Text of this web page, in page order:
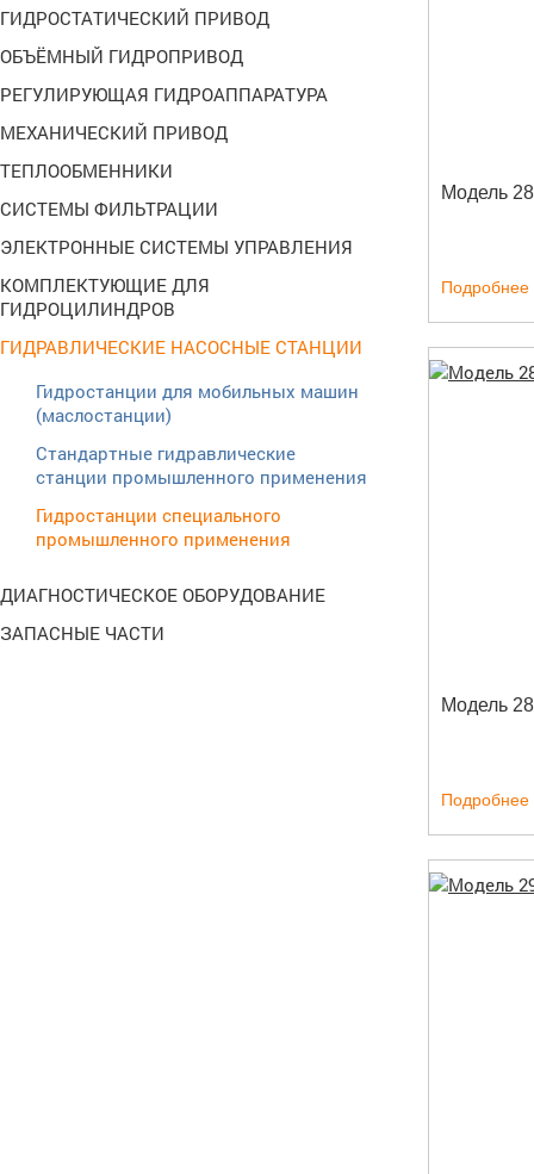
ГИДРОСТАТИЧЕСКИЙ ПРИВОД
ОБЪЁМНЫЙ ГИДРОПРИВОД
РЕГУЛИРУЮЩАЯ ГИДРОАППАРАТУРА
МЕХАНИЧЕСКИЙ ПРИВОД
ТЕПЛООБМЕННИКИ
СИСТЕМЫ ФИЛЬТРАЦИИ
ЭЛЕКТРОННЫЕ СИСТЕМЫ УПРАВЛЕНИЯ
КОМПЛЕКТУЮЩИЕ ДЛЯ
ГИДРОЦИЛИНДРОВ
ГИДРАВЛИЧЕСКИЕ НАСОСНЫЕ СТАНЦИИ
Гидростанции для мобильных машин
(маслостанции)
Стандартные гидравлические
станции промышленного применения
Гидростанции специального
промышленного применения
ДИАГНОСТИЧЕСКОЕ ОБОРУДОВАНИЕ
ЗАПАСНЫЕ ЧАСТИ
Модель
Подробнее
Модель
Подробнее